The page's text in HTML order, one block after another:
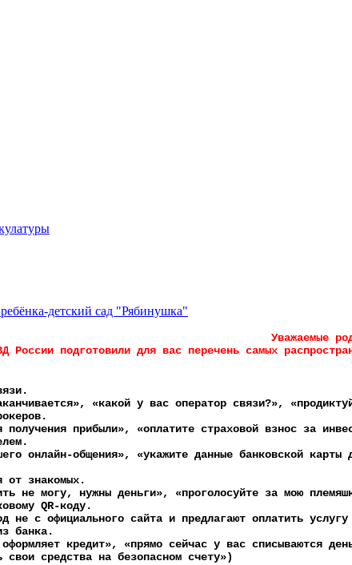
детский сад "Рябинушка"
Уважаемые
России подготовили для вас перечень самых
«какой у вас оператор связи?»,
прибыли», «оплатите страховой взнос за
онлайн-общения», «укажите данные банковской карты
от знакомых.
не могу, нужны деньги», «проголосуйте за мою
QR-коду.
не с официального сайта и предлагают оплатить
банка.
кредит», «прямо сейчас у вас списываются
свои средства на безопасном счету»)